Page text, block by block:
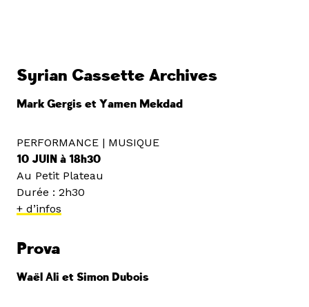
Syrian Cassette Archives
Mark Gergis et Yamen Mekdad
PERFORMANCE | MUSIQUE
10 JUIN à 18h30
Au Petit Plateau
Durée : 2h30
+ d’infos
Prova
Waël Ali et Simon Dubois